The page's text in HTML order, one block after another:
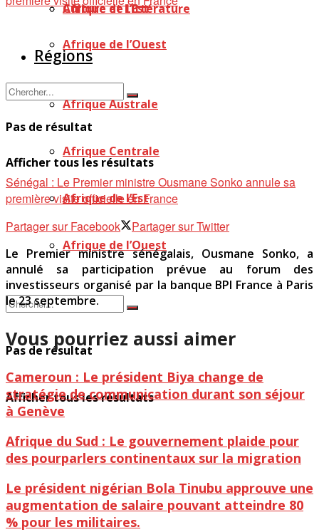
Afrique de l’Est
Afrique de l’Ouest
Pas de résultat
Afficher tous les résultats
Culture et Littérature
Régions
Afrique Australe
Afrique Centrale
Afrique de l’Est
Afrique de l’Ouest
Pas de résultat
Afficher tous les résultats
Sénégal : Le Premier ministre Ousmane Sonko annule sa
première visite officielle en France
Partager sur Facebook
Partager sur Twitter
Le Premier ministre sénégalais, Ousmane Sonko, a
annulé sa participation prévue au forum des
investisseurs organisé par la banque BPI France à Paris
le 23 septembre.
Vous pourriez aussi aimer
Cameroun : Le président Biya change de
stratégie de communication durant son séjour
à Genève
Afrique du Sud : Le gouvernement plaide pour
des pourparlers continentaux sur la migration
Le président nigérian Bola Tinubu approuve une
augmentation de salaire pouvant atteindre 80
% pour les militaires.